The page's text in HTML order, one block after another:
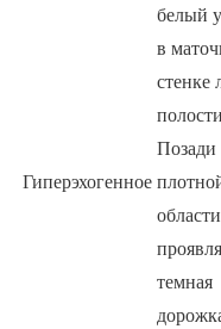
Гиперэхогенное
белый
в
стенке
Позади
темная